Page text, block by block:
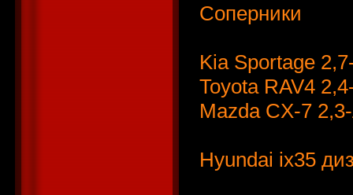
Соперники
Kia Sportage
Toyota RAV4
Mazda CX-7
Hyundai ix35